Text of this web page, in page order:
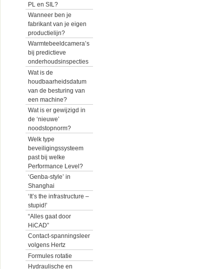
PL en SIL?
Wanneer ben je
fabrikant van je eigen
productielijn?
Warmtebeeldcamera’s
bij predictieve
onderhoudsinspecties
Wat is de
houdbaarheidsdatum
van de besturing van
een machine?
Wat is er gewijzigd in
de ‘nieuwe’
noodstopnorm?
Welk type
beveiligingssysteem
past bij welke
Performance Level?
‘Genba-style’ in
Shanghai
‘It’s the infrastructure –
stupid!’
“Alles gaat door
HiCAD”
Contact-spanningsleer
volgens Hertz
Formules rotatie
Hydraulische en